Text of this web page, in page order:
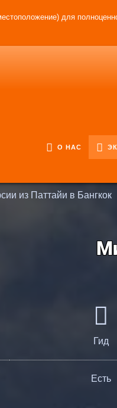
для
О НАС
из Паттайи в Бангкок
Гид
Есть